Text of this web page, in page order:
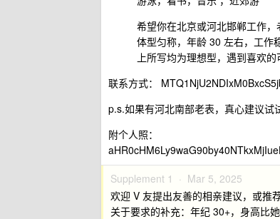
希望你在北京或河北邯郸工作
体型匀称，年龄 30 左右，工作
上所写均为理想型，遇到喜欢
联系方式：
p.s.如果有河北南部老表，真心建议
附个人照：
Supplement 1 · Mar 5, 2025
欢迎 V 友提出友善的相亲建议，或推
关于要求的补充：年纪 30+，身高比